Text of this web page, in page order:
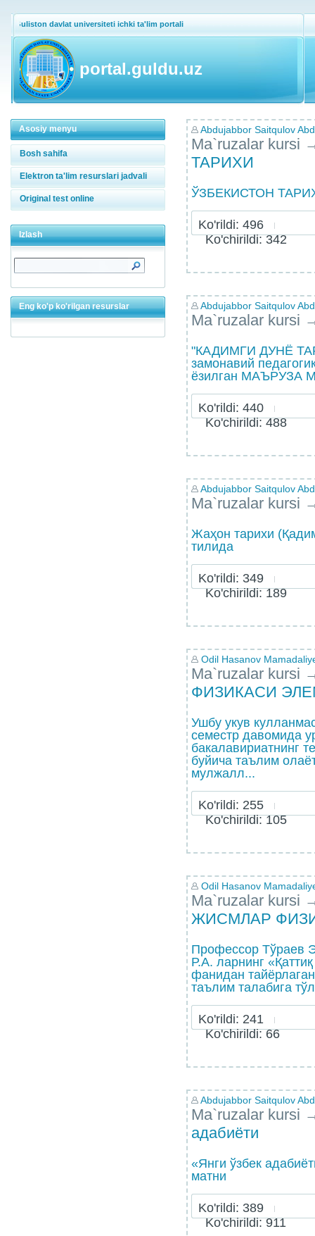
Guliston davlat universiteti ichki ta'lim portali
portal.guldu.uz
Asosiy menyu
Bosh sahifa
Elektron ta'lim resurslari jadvali
Original test online
Izlash
Eng ko'p ko'rilgan resurslar
Abdujabbor Saitqulov
Ma`ruzalar kursi
ТАРИХИ
ЎЗБЕКИСТОН
Ko'rildi: 496
Ko'chirildi: 342
Abdujabbor Saitqulov
Ma`ruzalar kursi
"КАДИМГИ ДУНЁ
замонавий
ёзилган МАЪРУЗА
Ko'rildi: 440
Ko'chirildi: 488
Abdujabbor Saitqulov
Ma`ruzalar kursi
Жаҳон тарихи
тилида
Ko'rildi: 349
Ko'chirildi: 189
Odil Hasanov
Ma`ruzalar kursi
ФИЗИКАСИ
Ушбу укув
семестр давомида
бакалавириатнинг
буйича таълим
мулжалл...
Ko'rildi: 255
Ko'chirildi: 105
Odil Hasanov
Ma`ruzalar kursi
ЖИСМЛАР
Профессор Тўраев
Р.А. ларнинг
фанидан
таълим талабига
Ko'rildi: 241
Ko'chirildi: 66
Abdujabbor Saitqulov
Ma`ruzalar kursi
адабиёти
«Янги ўзбек
матни
Ko'rildi: 389
Ko'chirildi: 911